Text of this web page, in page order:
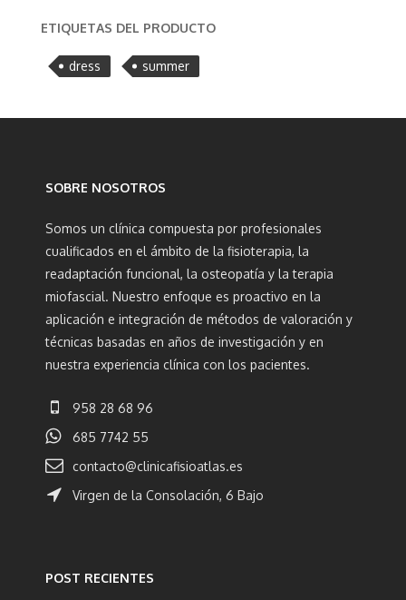
ETIQUETAS DEL PRODUCTO
dress summer
SOBRE NOSOTROS
Somos un clínica compuesta por profesionales
cualificados en el ámbito de la fisioterapia, la
readaptación funcional, la osteopatía y la terapia
miofascial. Nuestro enfoque es proactivo en la
aplicación e integración de métodos de valoración y
técnicas basadas en años de investigación y en
nuestra experiencia clínica con los pacientes.
958 28 68 96
685 7742 55
contacto@clinicafisioatlas.es
Virgen de la Consolación, 6 Bajo
POST RECIENTES